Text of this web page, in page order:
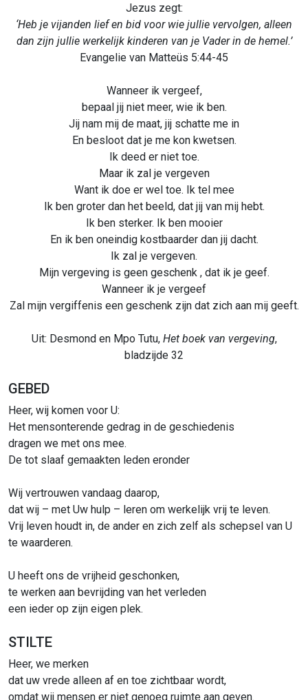
Jezus zegt:
‘Heb je vijanden lief en bid voor wie jullie vervolgen, alleen
dan zijn jullie werkelijk kinderen van je Vader in de hemel.’
Evangelie van Matteüs 5:44-45
Wanneer ik vergeef,
bepaal jij niet meer, wie ik ben.
Jij nam mij de maat, jij schatte me in
En besloot dat je me kon kwetsen.
Ik deed er niet toe.
Maar ik zal je vergeven
Want ik doe er wel toe. Ik tel mee
Ik ben groter dan het beeld, dat jij van mij hebt.
Ik ben sterker. Ik ben mooier
En ik ben oneindig kostbaarder dan jij dacht.
Ik zal je vergeven.
Mijn vergeving is geen geschenk , dat ik je geef.
Wanneer ik je vergeef
Zal mijn vergiffenis een geschenk zijn dat zich aan mij geeft.
Uit: Desmond en Mpo Tutu, Het boek van vergeving,
bladzijde 32
GEBED
Heer, wij komen voor U:
Het mensonterende gedrag in de geschiedenis
dragen we met ons mee.
De tot slaaf gemaakten leden eronder
Wij vertrouwen vandaag daarop,
dat wij – met Uw hulp – leren om werkelijk vrij te leven.
Vrij leven houdt in, de ander en zich zelf als schepsel van U
te waarderen.
U heeft ons de vrijheid geschonken,
te werken aan bevrijding van het verleden
een ieder op zijn eigen plek.
STILTE
Heer, we merken
dat uw vrede alleen af en toe zichtbaar wordt,
omdat wij mensen er niet genoeg ruimte aan geven.